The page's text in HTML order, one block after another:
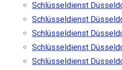
Schlüsseldienst
Schlüsseldienst
Schlüsseldienst
Schlüsseldienst
Schlüsseldienst